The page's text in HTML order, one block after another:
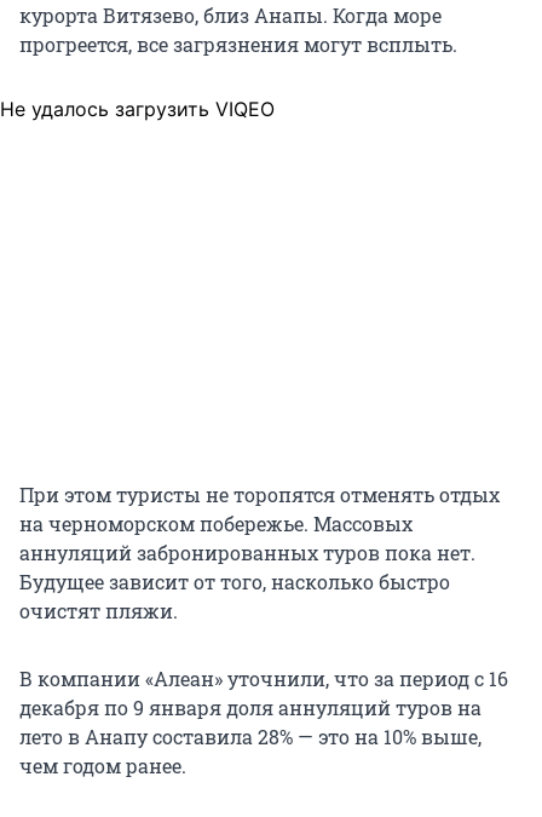
курорта Витязево, близ Анапы. Когда море
прогреется, все загрязнения могут всплыть.
Не удалось загрузить VIQEO
При этом туристы не торопятся отменять отдых
на черноморском побережье. Массовых
аннуляций забронированных туров пока нет.
Будущее зависит от того, насколько быстро
очистят пляжи.
В компании «Алеан» уточнили, что за период с 16
декабря по 9 января доля аннуляций туров на
лето в Анапу составила 28% — это на 10% выше,
чем годом ранее.